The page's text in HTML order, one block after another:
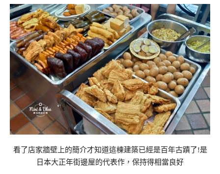
看了店家牆壁上的簡介才知道這棟建築已經是百年古蹟了!是
日本大正年街邊屋的代表作，保持得相當良好